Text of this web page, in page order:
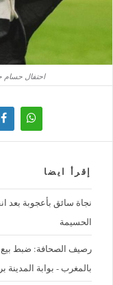
احتفال حسام
إقرأ ايضا
نجاة سائق بأعجوبة بعد
الحسيمة
رصيف الصحافة: ضبط بيع
بالمغرب - بوابة المدينة